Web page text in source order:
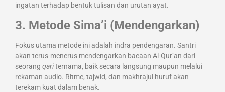
ingatan terhadap bentuk tulisan dan urutan ayat.
3. Metode Sima’i (Mendengarkan)
Fokus utama metode ini adalah indra pendengaran. Santri
akan terus-menerus mendengarkan bacaan Al-Qur’an dari
seorang qariternama, baik secara langsung maupun melalui
rekaman audio. Ritme, tajwid, dan makhrajul huruf akan
terekam kuat dalam benak.